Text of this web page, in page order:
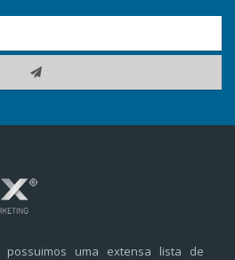
possuimos uma extensa lista de